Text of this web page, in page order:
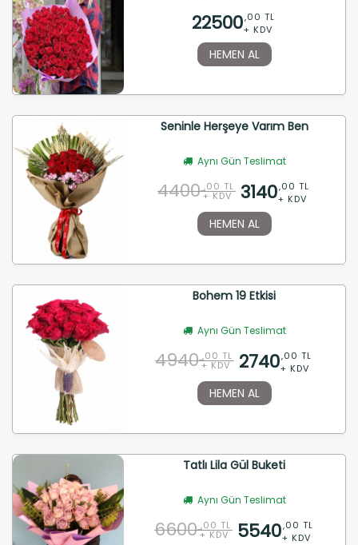
22500,00 TL
+ KDV
HEMEN AL
Seninle Herşeye Varım Ben
Aynı Gün Teslimat
4400 ,00 TL
+ KDV 3140,00 TL
+ KDV
HEMEN AL
Bohem 19 Etkisi
Aynı Gün Teslimat
4940 ,00 TL
+ KDV 2740,00 TL
+ KDV
HEMEN AL
Tatlı Lila Gül Buketi
Aynı Gün Teslimat
6600 ,00 TL
+ KDV 5540,00 TL
+ KDV